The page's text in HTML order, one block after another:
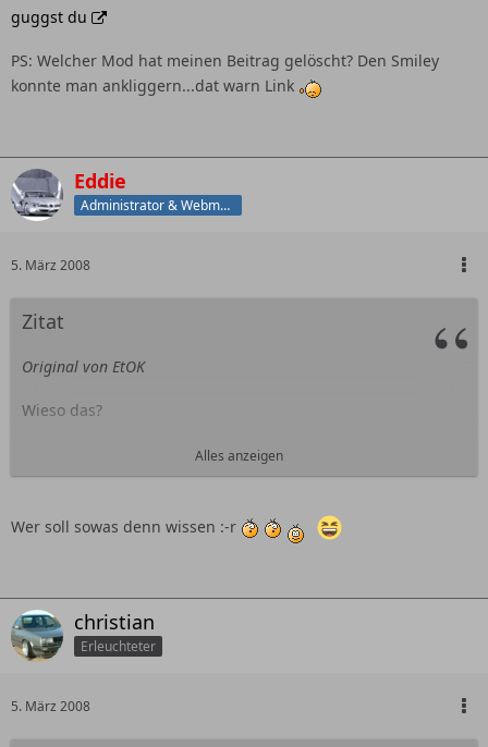
guggst du
PS: Welcher Mod hat meinen Beitrag gelöscht? Den Smiley
konnte man ankliggern...dat warn Link
Eddie
Administrator & Webmaster
5. März 2008
Zitat
Original von EtOK
Wieso das?
konnte man ankliggern...dat warn Link
Alles anzeigen
Wer soll sowas denn wissen :-r
christian
Erleuchteter
5. März 2008